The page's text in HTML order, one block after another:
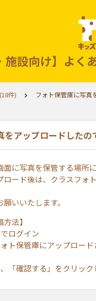
施設向け】よ
件) フォト保管庫に写真
をアップロードしたの
に写真を保管する場所に
ロード後は、クラスフォ
いいたします。
法】
ログイン
ト保管庫にアップロー
「確認する」をクリッ